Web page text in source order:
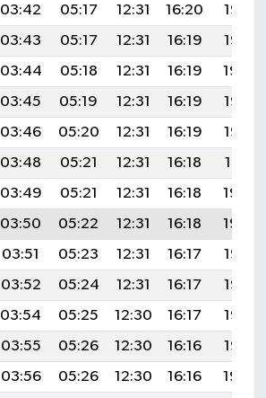
03:42 05:17 12:31 16:20
19:36
03:43 05:17 12:31 16:19
19:35
03:44 05:18 12:31 16:19
19:34
03:45 05:19 12:31 16:19
19:33
03:46 05:20 12:31 16:19
19:32
03:48 05:21 12:31 16:18
19:31
03:49 05:21 12:31 16:18
19:30
03:50 05:22 12:31 16:18
19:29
03:51 05:23 12:31 16:17
19:28
03:52 05:24 12:31 16:17
19:27
03:54 05:25 12:30 16:17
19:26
03:55 05:26 12:30 16:16
19:25
03:56 05:26 12:30 16:16
19:24